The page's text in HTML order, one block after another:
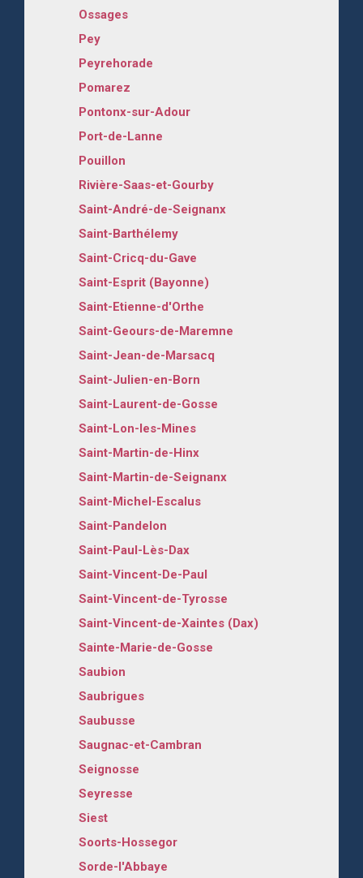
Ossages
Pey
Peyrehorade
Pomarez
Pontonx-sur-Adour
Port-de-Lanne
Pouillon
Rivière-Saas-et-Gourby
Saint-André-de-Seignanx
Saint-Barthélemy
Saint-Cricq-du-Gave
Saint-Esprit (Bayonne)
Saint-Etienne-d'Orthe
Saint-Geours-de-Maremne
Saint-Jean-de-Marsacq
Saint-Julien-en-Born
Saint-Laurent-de-Gosse
Saint-Lon-les-Mines
Saint-Martin-de-Hinx
Saint-Martin-de-Seignanx
Saint-Michel-Escalus
Saint-Pandelon
Saint-Paul-Lès-Dax
Saint-Vincent-De-Paul
Saint-Vincent-de-Tyrosse
Saint-Vincent-de-Xaintes (Dax)
Sainte-Marie-de-Gosse
Saubion
Saubrigues
Saubusse
Saugnac-et-Cambran
Seignosse
Seyresse
Siest
Soorts-Hossegor
Sorde-l'Abbaye